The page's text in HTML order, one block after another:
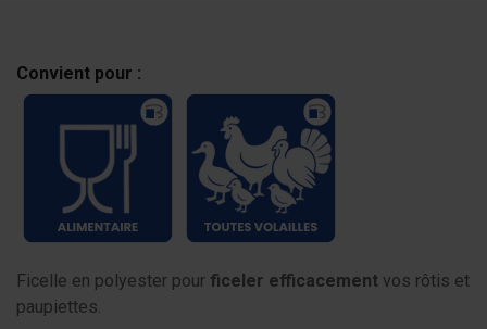
Convient pour :
Ficelle en polyester pour ficeler efficacement vos rôtis et
paupiettes.